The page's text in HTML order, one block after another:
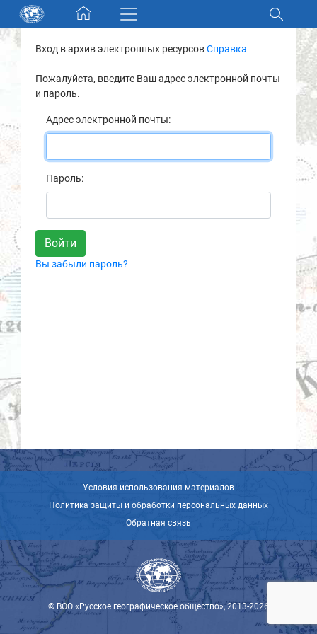
Skip navigation
Разделы и коллекции
Электронный каталог
Новости
О нас
Контакты
Партнеры
Вход в архив электронных ресурсовСправка
Пожалуйста, введите Ваш адрес электронной почты
и пароль.
Адрес электронной почты:
Пароль:
Вы забыли пароль?
Условия использования материалов
Политика защиты и обработки персональных данных
Обратная связь
© ВОО «Русское географическое общество», 2013-2026